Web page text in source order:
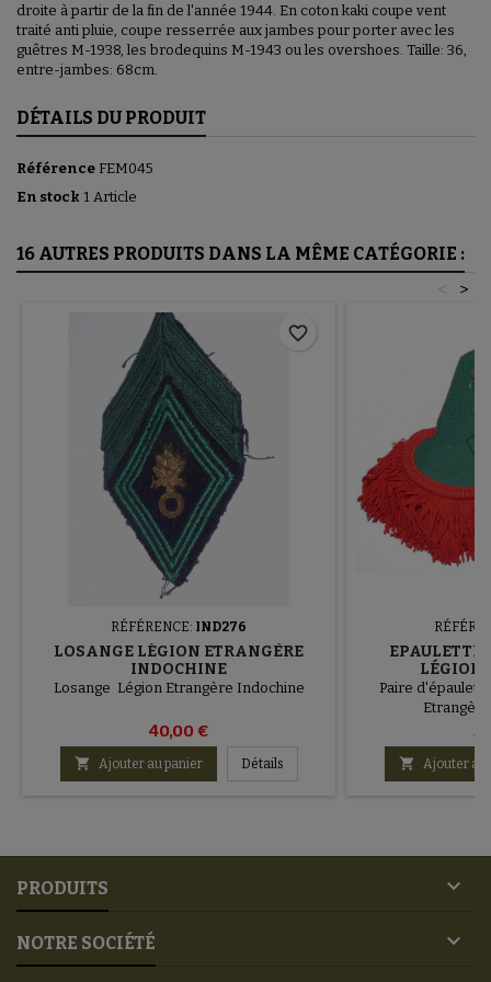
droite à partir de la fin de l'année 1944. En coton kaki coupe vent
traité anti pluie, coupe resserrée aux jambes pour porter avec les
guêtres M-1938, les brodequins M-1943 ou les overshoes. Taille: 36,
entre-jambes: 68cm.
DÉTAILS DU PRODUIT
Référence FEM045
En stock 1 Article
16 AUTRES PRODUITS DANS LA MÊME CATÉGORIE :
>
<
RÉFÉRENCE: IND276
LOSANGE LÉGION ETRANGÈRE
INDOCHINE
Losange Légion Etrangère Indochine
40,00 €
 Ajouter au panier Détails
favorite_border
LÉGION
Paire
 Ajouter au
PRODUITS 
NOTRE SOCIÉTÉ 